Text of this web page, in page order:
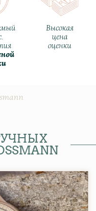
Высокая
цена
оценки